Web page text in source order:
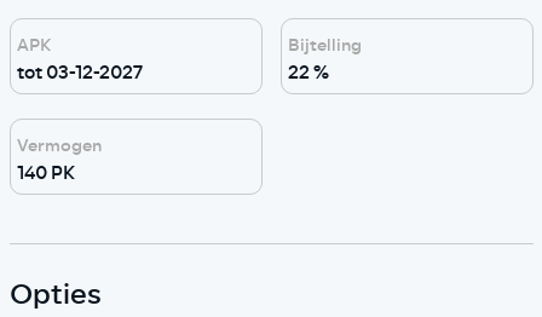
APK
tot 03-12-2027
Bijtelling
22 %
Vermogen
140 PK
Opties